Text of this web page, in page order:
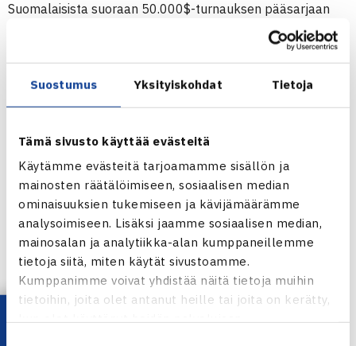
Suostumus Yksityiskohdat Tietoja
Tämä sivusto käyttää evästeitä
Käytämme evästeitä tarjoamamme sisällön ja
mainosten räätälöimiseen, sosiaalisen median
ominaisuuksien tukemiseen ja kävijämäärämme
analysoimiseen. Lisäksi jaamme sosiaalisen median,
mainosalan ja analytiikka-alan kumppaneillemme
tietoja siitä, miten käytät sivustoamme.
Kumppanimme voivat yhdistää näitä tietoja muihin
tietoihin, joita olet antanut heille tai joita on kerätty,
Suomalaisista suoraan 50.000$-turnauksen pääsarjaan
, järjestäjä Timo Salmi on antanut
villin kortin viimevuotisille kaksinpelin semifinaalistiJuho
sekä nelinpelin finaalistiLassi Ketolalle
. Kaksi
pääsarjaan.
Viimevuotista voittoaan Pyynikillä puolustaa Boris
Pashanski.
Turnauksen omilta nettisivuilta lisätietoja osallistujista ja
otteluajoista.
(RN)
Hakkapeliitta Open